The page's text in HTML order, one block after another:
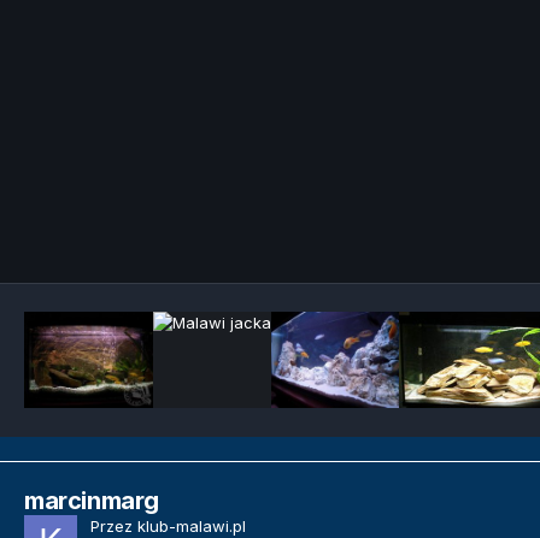
marcinmarg
Przez klub-malawi.pl